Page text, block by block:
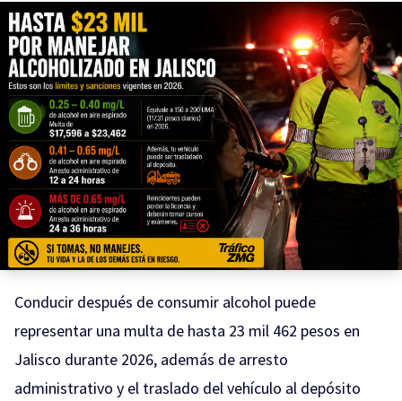
Conducir después de consumir alcohol puede
representar una multa de hasta 23 mil 462 pesos en
Jalisco durante 2026, además de arresto
administrativo y el traslado del vehículo al depósito